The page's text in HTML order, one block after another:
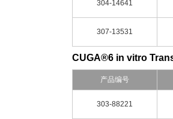
304-14641
307-13531
CUGA®6 in vitro
产品编号
303-88221